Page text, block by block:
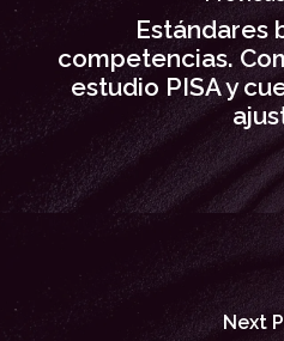
Estándares
competencias.
estudio PISA y
Next